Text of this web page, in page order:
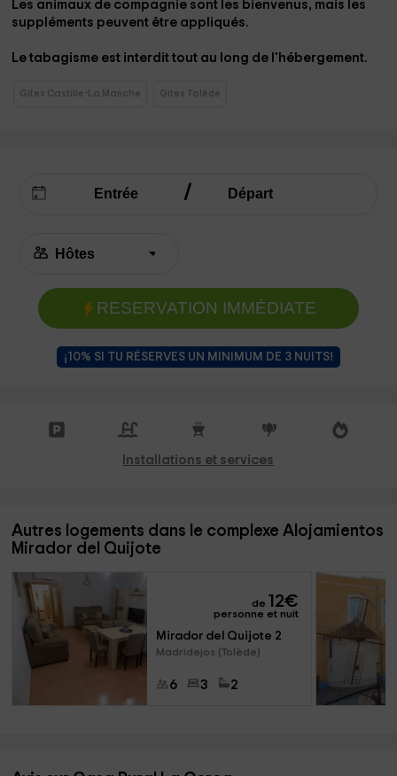
Les animaux de compagnie sont les bienvenus, mais les
suppléments peuvent être appliqués.
Le tabagisme est interdit tout au long de l'hébergement.
Gites Castille-La Manche Gites Tolède
RESERVATION IMMÉDIATE
¡10% SI TU RÉSERVES UN MINIMUM DE 3 NUITS!
Installations et services
Autres logements dans le complexe Alojamientos
Mirador del Quijote
de 12€
personne et nuit
Mirador del Quijote 2
Madridejos (Tolède)
6 3 2